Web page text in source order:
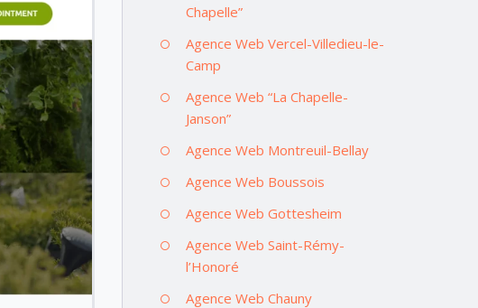
Chapelle”
Agence Web Vercel-Villedieu-le-
Camp
Agence Web “La Chapelle-
Janson”
Agence Web Montreuil-Bellay
Agence Web Boussois
Agence Web Gottesheim
Agence Web Saint-Rémy-
l’Honoré
Agence Web Chauny